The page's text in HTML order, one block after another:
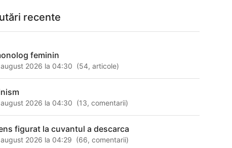
recente
feminin
2026 la 04:30 (54,articole)
2026 la 04:30 (13,comentarii)
figurat la cuvantul a descarca
2026 la 04:29 (66,comentarii)